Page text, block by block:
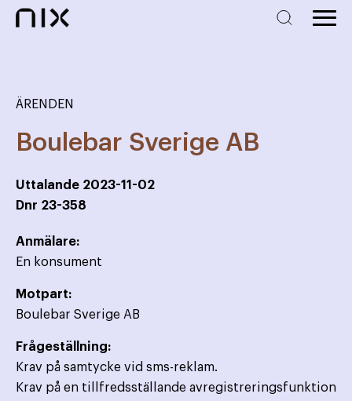
ÄRENDEN
Boulebar Sverige AB
Uttalande 2023-11-02
Dnr 23-358
Anmälare:
En konsument
Motpart:
Boulebar Sverige AB
Frågeställning:
Krav på samtycke vid sms-reklam.
Krav på en tillfredsställande avregistreringsfunktion